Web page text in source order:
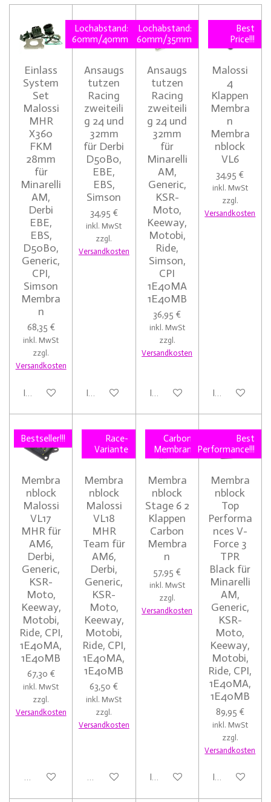
Einlass
System
Set
Malossi
MHR
X360
FKM
28mm
für
Minarelli
AM,
Derbi
EBE,
EBS,
D50B0,
Generic,
CPI,
Simson
Membra
n
68,35 €
inkl. MwSt
zzgl.
Versandkosten
In den Warenkorb
Lochabstand:
60mm/40mm
Ansaugs
tutzen
Racing
zweiteili
g 24 und
32mm
für Derbi
D50B0,
EBE,
EBS,
Simson
34,95 €
inkl. MwSt
zzgl.
Versandkosten
In den Warenkorb
Lochabstand:
60mm/35mm
Ansaugs
tutzen
Racing
zweiteili
g 24 und
32mm
für
Minarelli
AM,
Generic,
KSR-
Moto,
Keeway,
Motobi,
Ride,
Simson,
CPI
1E40MA
1E40MB
36,95 €
inkl. MwSt
zzgl.
Versandkosten
In den Warenkorb
Best
Price!!!
Malossi
4
Klappen
Membra
n
Membra
nblock
VL6
34,95 €
inkl. MwSt
zzgl.
Versandkosten
In den
Bestseller!!!
Membra
nblock
Malossi
VL17
MHR für
AM6,
Derbi,
Generic,
KSR-
Moto,
Keeway,
Motobi,
Ride, CPI,
1E40MA,
1E40MB
67,30 €
inkl. MwSt
zzgl.
Versandkosten
Bei Verfügbarkeit benachrichtigen
Race-
Variante
Membra
nblock
Malossi
VL18
MHR
Team für
AM6,
Derbi,
Generic,
KSR-
Moto,
Keeway,
Motobi,
Ride, CPI,
1E40MA,
1E40MB
63,50 €
inkl. MwSt
zzgl.
Versandkosten
Bei Verfügbarkeit benachrichtigen
Carbon
Membran
Membra
nblock
Stage 6 2
Klappen
Carbon
Membra
n
57,95 €
inkl. MwSt
zzgl.
Versandkosten
In den Warenkorb
Best
Performance!!!
Membra
nblock
Top
Performa
nces V-
Force 3
TPR
Black für
Minarelli
AM,
Generic,
KSR-
Moto,
Keeway,
Motobi,
Ride, CPI,
1E40MA,
1E40MB
89,95 €
inkl. MwSt
zzgl.
Versandkosten
In den